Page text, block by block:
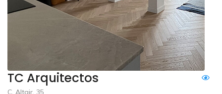
TC Arquitectos